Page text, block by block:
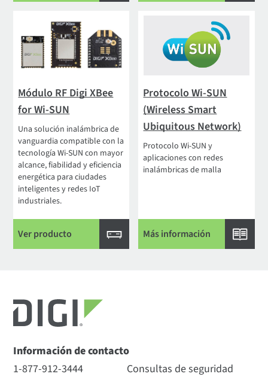
Módulo RF Digi XBee
for Wi-SUN
Una solución inalámbrica de
vanguardia compatible con la
tecnología Wi-SUN con mayor
alcance, fiabilidad y eficiencia
energética para ciudades
inteligentes y redes IoT
industriales.
Ver producto
Protocolo Wi-SUN
(Wireless Smart
Ubiquitous Network)
Protocolo Wi-SUN y
aplicaciones con redes
inalámbricas de malla
Más información
Información de contacto
1-877-912-3444
Consultas de seguridad